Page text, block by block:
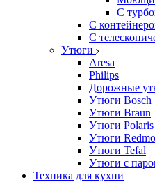
С
С
С
Утюги
Aresa
Philips
Дорожные
Утюги Bosch
Утюги Braun
Утюги Polaris
Утюги
Утюги Tefal
Утюги с
Техника для кухни